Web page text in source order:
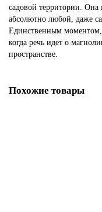
садовой территории. Она
абсолютно любой, даже
Единственным моментом,
когда речь идет о
пространстве.
Похожие товары